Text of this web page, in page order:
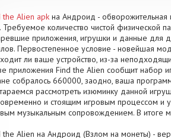
the Alien apk на Андроид - обворожительная
Требуемое количество чистой физической
приложения, игрушки и данные для
Первостепенное условие - новейшая
ли ваше устройство, из-за
приложения Find the Alien сообщит набор
собралось 660000, заодно, ваша
рассмотреть изюминку данной
и стоящим игровым процессом и
музыкальным сопровождением. В итоге
the Alien на Андроид (Взлом на монеты) -